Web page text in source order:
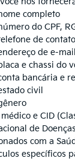
completo
do CPF,
de
de e-mail
e chassi do
bancária e
civil
e CID
de
com a
específicos